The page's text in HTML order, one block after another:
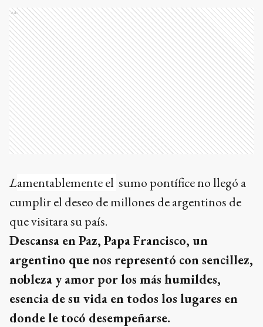
Ads
Lamentablementeel sumo pontífice no llegó a
cumplir el deseo de millones de argentinos de
que visitara su país.
Descansa en Paz, Papa Francisco, un
argentino que nos representó con sencillez,
nobleza y amor por los más humildes,
esencia de su vida en todos los lugares en
donde le tocó desempeñarse.